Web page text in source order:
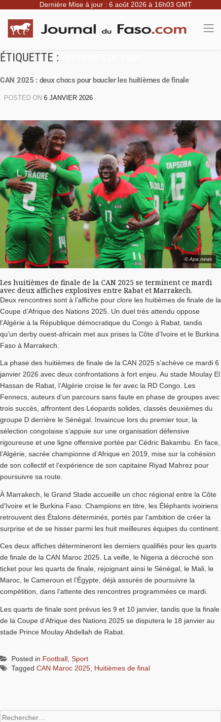
Dernière Mise à jour : 6 août 2026 à 16h03 GMT
ÉTIQUETTE :
CAN 2025 : deux chocs pour boucler les huitièmes de finale
POSTED ON 6 JANVIER 2026
© Apa news
Les huitièmes de finale de la CAN 2025 se terminent ce mardi
avec deux affiches explosives entre Rabat et Marrakech.
Deux rencontres sont à l’affiche pour clore les huitièmes de finale de la
Coupe d’Afrique des Nations 2025. Un duel très attendu oppose
l’Algérie à la République démocratique du Congo à Rabat, tandis
qu’un derby ouest-africain met aux prises la Côte d’Ivoire et le Burkina
Faso à Marrakech.
La phase des huitièmes de finale de la CAN 2025 s’achève ce mardi 6
janvier 2026 avec deux confrontations à fort enjeu. Au stade Moulay El
Hassan de Rabat, l’Algérie croise le fer avec la RD Congo. Les
Fennecs, auteurs d’un parcours sans faute en phase de groupes avec
trois succès, affrontent des Léopards solides, classés deuxièmes du
groupe D derrière le Sénégal. Invaincue lors du premier tour, la
sélection congolaise s’appuie sur une organisation défensive
rigoureuse et une ligne offensive portée par Cédric Bakambu. En face,
l’Algérie, sacrée championne d’Afrique en 2019, mise sur la cohésion
de son collectif et l’expérience de son capitaine Riyad Mahrez pour
poursuivre sa route.
À Marrakech, le Grand Stade accueille un choc régional entre la Côte
d’Ivoire et le Burkina Faso. Champions en titre, les Éléphants ivoiriens
retrouvent des Étalons déterminés, portés par l’ambition de créer la
surprise et de se hisser parmi les huit meilleures équipes du continent.
Ces deux affiches détermineront les derniers qualifiés pour les quarts
de finale de la CAN Maroc 2025. La veille, le Nigeria a décroché son
ticket pour les quarts de finale, rejoignant ainsi le Sénégal, le Mali, le
Maroc, le Cameroun et l’Égypte, déjà assurés de poursuivre la
compétition, dans l’attente des rencontres programmées ce mardi.
Les quarts de finale sont prévus les 9 et 10 janvier, tandis que la finale
de la Coupe d’Afrique des Nations 2025 se disputera le 18 janvier au
stade Prince Moulay Abdellah de Rabat.
Posted in Football Sport
Tagged CAN Maroc 2025 Huitièmes de final
Rechercher :